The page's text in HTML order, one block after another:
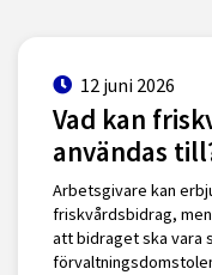
12 juni 2026
Vad kan
användas
Arbetsgivare kan
friskvårdsbidrag,
att bidraget ska vara